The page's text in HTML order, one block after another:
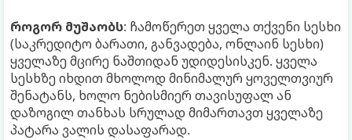
როგორ მუშაობს: ჩამოწერეთ ყველა თქვენი სესხი
(საკრედიტო ბარათი, განვადება, ონლაინ სესხი)
ყველაზე მცირე ნაშთიდან უდიდესისკენ. ყველა
სესხზე იხდით მხოლოდ მინიმალურ ყოველთვიურ
შენატანს, ხოლო ნებისმიერ თავისუფალ ან
დაზოგილ თანხას სრულად მიმართავთ ყველაზე
პატარა ვალის დასაფარად.